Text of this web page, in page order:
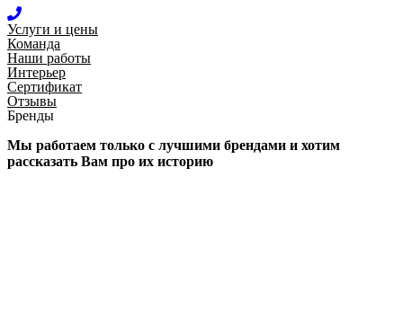
Услуги и цены
Команда
Наши работы
Интерьер
Сертификат
Отзывы
Бренды
Мы работаем только с лучшими брендами и хотим
рассказать Вам про их историю